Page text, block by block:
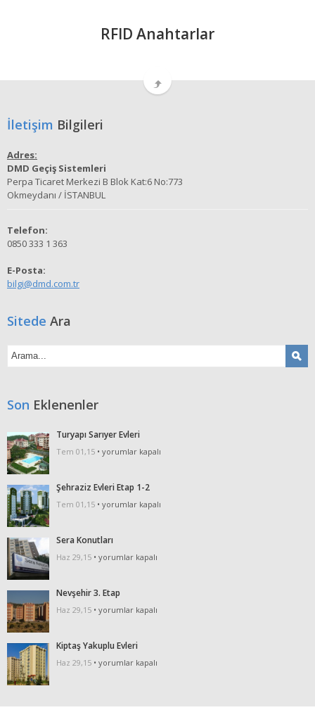
RFID Anahtarlar
İletişim Bilgileri
Adres:
DMD Geçiş Sistemleri
Perpa Ticaret Merkezi B Blok Kat:6 No:773
Okmeydanı / İSTANBUL
Telefon:
0850 333 1 363
E-Posta:
bilgi@dmd.com.tr
Sitede Ara
Son Eklenenler
Turyapı Sarıyer Evleri
Tem 01,15 • Turyapı
için
yorumlar kapalı
Şehraziz Evleri Etap 1-2
Tem 01,15 • Şehraziz
1-
2
yorumlar kapalı
Sera Konutları
Haz 29,15 • Sera
yorumlar kapalı
Nevşehir 3. Etap
Haz 29,15 • Nevşehir
için
yorumlar kapalı
Kiptaş Yakuplu Evleri
Haz 29,15 • Kiptaş
yorumlar kapalı